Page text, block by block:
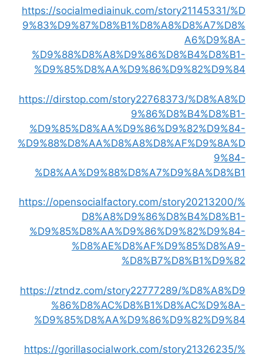
https://socialmediainuk.com/story21145331/%D
9%83%D9%87%D8%B1%D8%A8%D8%A7%D8%
A6%D9%8A-
%D9%88%D8%A8%D9%86%D8%B4%D8%B1-
%D9%85%D8%AA%D9%86%D9%82%D9%84
https://dirstop.com/story22768373/%D8%A8%D
9%86%D8%B4%D8%B1-
%D9%85%D8%AA%D9%86%D9%82%D9%84-
%D9%88%D8%AA%D8%A8%D8%AF%D9%8A%D
9%84-
%D8%AA%D9%88%D8%A7%D9%8A%D8%B1
https://opensocialfactory.com/story20213200/%
D8%A8%D9%86%D8%B4%D8%B1-
%D9%85%D8%AA%D9%86%D9%82%D9%84-
%D8%AE%D8%AF%D9%85%D8%A9-
%D8%B7%D8%B1%D9%82
https://ztndz.com/story22777289/%D8%A8%D9
%86%D8%AC%D8%B1%D8%AC%D9%8A-
%D9%85%D8%AA%D9%86%D9%82%D9%84
https://gorillasocialwork.com/story21326235/%